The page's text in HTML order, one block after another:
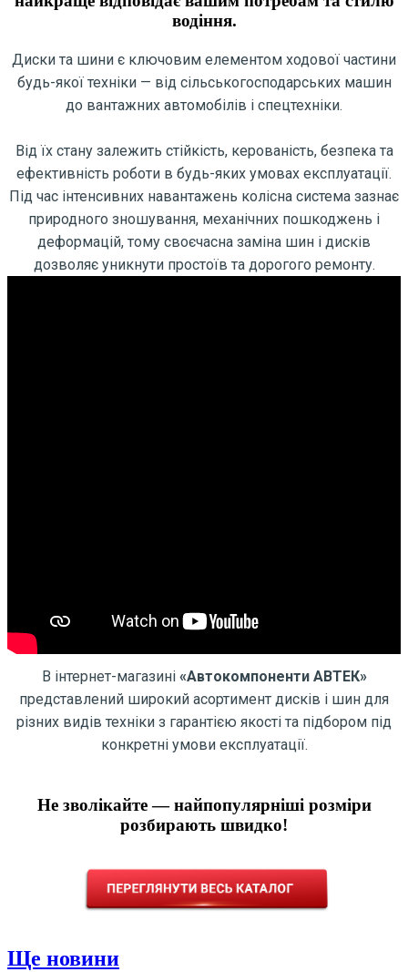
водіння.
Диски та шини є ключовим елементом ходової частини
будь-якої техніки — від сільськогосподарських машин
до вантажних автомобілів і спецтехніки.
Від їх стану залежить стійкість, керованість, безпека та
ефективність роботи в будь-яких умовах експлуатації.
Під час інтенсивних навантажень колісна система зазнає
природного зношування, механічних пошкоджень і
деформацій, тому своєчасна заміна шин і дисків
дозволяє уникнути простоїв та дорогого ремонту.
В інтернет-магазині «Автокомпоненти АВТЕК»
представлений широкий асортимент дисків і шин для
різних видів техніки з гарантією якості та підбором під
конкретні умови експлуатації.
Не зволікайте — найпопулярніші розміри
розбирають швидко!
Ще новини